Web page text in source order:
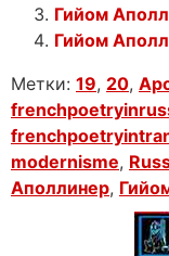
Гийом
Гийом
Метки: 19, 20,
modernisme,
Аполлинер,